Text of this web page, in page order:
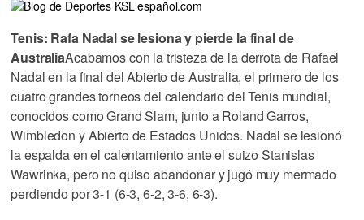
Tenis: Rafa Nadal se lesiona y pierde la final de
AustraliaAcabamos con la tristeza de la derrota de Rafael
Nadal en la final del Abierto de Australia, el primero de los
cuatro grandes torneos del calendario del Tenis mundial,
conocidos como Grand Slam, junto a Roland Garros,
Wimbledon y Abierto de Estados Unidos. Nadal se lesionó
la espalda en el calentamiento ante el suizo Stanislas
Wawrinka, pero no quiso abandonar y jugó muy mermado
perdiendo por 3-1 (6-3, 6-2, 3-6, 6-3).